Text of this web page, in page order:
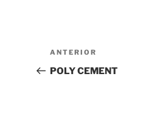
Navegación
de
Entrada
anterior:
ANTERIOR
POLY CEMENT